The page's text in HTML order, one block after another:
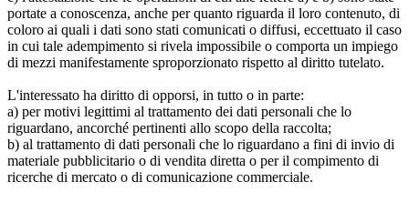
portate a conoscenza, anche per quanto riguarda il loro contenuto, di
coloro ai quali i dati sono stati comunicati o diffusi, eccettuato il caso
in cui tale adempimento si rivela impossibile o comporta un impiego
di mezzi manifestamente sproporzionato rispetto al diritto tutelato.
L'interessato ha diritto di opporsi, in tutto o in parte:
a) per motivi legittimi al trattamento dei dati personali che lo
riguardano, ancorché pertinenti allo scopo della raccolta;
b) al trattamento di dati personali che lo riguardano a fini di invio di
materiale pubblicitario o di vendita diretta o per il compimento di
ricerche di mercato o di comunicazione commerciale.